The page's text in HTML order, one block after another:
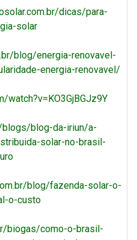
dicas/para-
solar
blog/energia-renovavel-
energia-renovavel/
watch?v=KO3GjBGJz9Y
blogs/blog-da-iriun/a-
solar-no-brasil-
blog/fazenda-solar-o-
o-custo
biogas/como-o-brasil-